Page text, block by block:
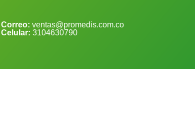
Correo: ventas@promedis.com.co
Celular: 3104630790